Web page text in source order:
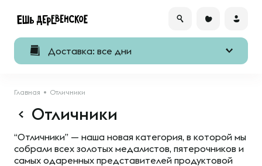
Доставка: все дни
Главная Отличники
Отличники
“Отличники” — наша новая категория, в которой мы
собрали всех золотых медалистов, пятерочников и
самых одаренных представителей продуктовой